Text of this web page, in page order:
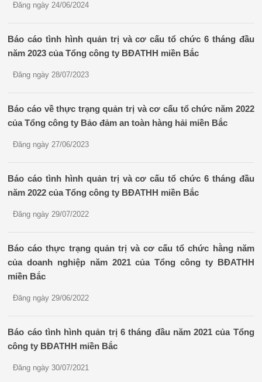
Đăng ngày 24/06/2024
Báo cáo tình hình quản trị và cơ cấu tổ chức 6 tháng đầu
năm 2023 của Tổng công ty BĐATHH miền Bắc
Đăng ngày 28/07/2023
Báo cáo về thực trạng quản trị và cơ cấu tổ chức năm 2022
của Tổng công ty Bảo đảm an toàn hàng hải miền Bắc
Đăng ngày 27/06/2023
Báo cáo tình hình quản trị và cơ cấu tổ chức 6 tháng đầu
năm 2022 của Tổng công ty BĐATHH miền Bắc
Đăng ngày 29/07/2022
Báo cáo thực trạng quản trị và cơ cấu tổ chức hằng năm
của doanh nghiệp năm 2021 của Tổng công ty BĐATHH
miền Bắc
Đăng ngày 29/06/2022
Báo cáo tình hình quản trị 6 tháng đầu năm 2021 của Tổng
công ty BĐATHH miền Bắc
Đăng ngày 30/07/2021